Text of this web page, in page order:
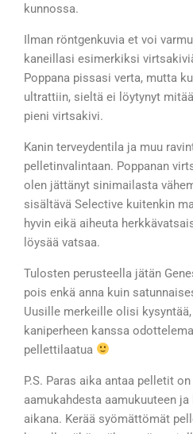
kunnossa.
Ilman röntgenkuvia et voi
kaneillasi esimerkiksi
Poppana pissasi verta, mutta
ultrattiin, sieltä ei löytynyt
pieni virtsakivi.
Kanin terveydentila ja muu
pelletinvalintaan. Poppanan
olen jättänyt sinimailasta
sisältävä Selective kuitenkin
hyvin eikä aiheuta
löysää vatsaa.
Tulosten perusteella jätän
pois enkä anna kuin
Uusille merkeille olisi
kaniperheen kanssa
pellettilaatua
P.S. Paras aika antaa pelletit
aamukahdesta aamukuuteen
aikana. Kerää syömättömät